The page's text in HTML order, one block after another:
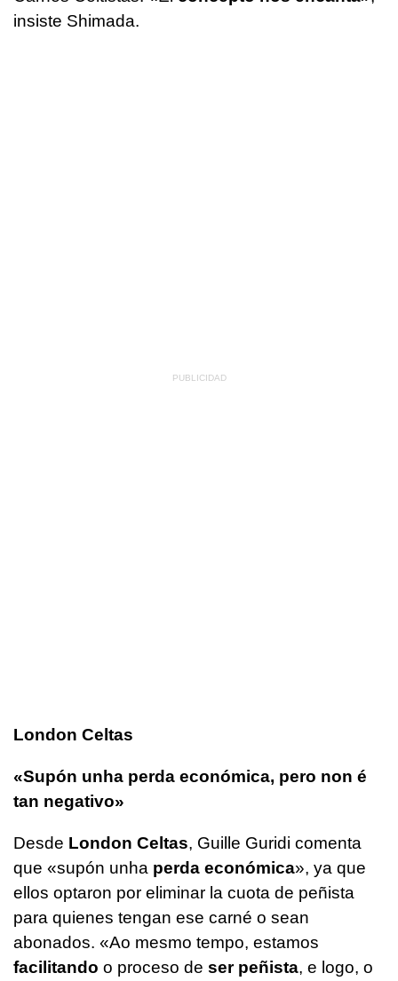
insiste Shimada.
London Celtas
«Supón unha perda económica, pero non é
tan negativo»
Desde London Celtas, Guille Guridi comenta
que «supón unha perda económica», ya que
ellos optaron por eliminar la cuota de peñista
para quienes tengan ese carné o sean
abonados. «Ao mesmo tempo, estamos
facilitando o proceso de ser peñista, e logo, o